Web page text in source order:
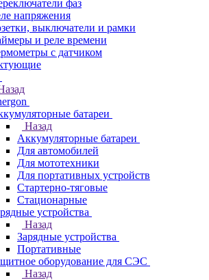
фаз
напряжения
выключатели и рамки
и реле времени
c датчиком
батареи
Назад
Аккумуляторные батареи
Для автомобилей
Для мототехники
Для портативных устройств
Стартерно-тяговые
Стационарные
устройства
Назад
Зарядные устройства
Портативные
оборудование для СЭС
Назад